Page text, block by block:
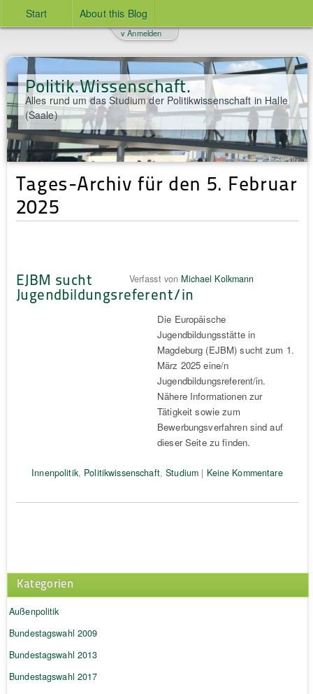
Start About this Blog
Politik.Wissenschaft.
Alles rund um das Studium der Politikwissenschaft in Halle
(Saale)
v Anmelden
Tages-Archiv für den 5. Februar
2025
EJBM sucht
Jugendbildungsreferent/in
Verfasst von Michael Kolkmann
Die Europäische
Jugendbildungsstätte in
Magdeburg (EJBM) sucht zum 1.
März 2025 eine/n
Jugendbildungsreferent/in.
Nähere Informationen zur
Tätigkeit sowie zum
Bewerbungsverfahren sind auf
dieser Seite zu finden.
Innenpolitik, Politikwissenschaft,Studium | Keine Kommentare
Kategorien
Außenpolitik
Bundestagswahl 2009
Bundestagswahl 2013
Bundestagswahl 2017